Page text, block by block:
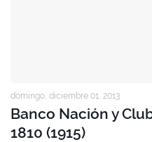
domingo, diciembre 01, 2013
Banco Nación y
1810 (1915)